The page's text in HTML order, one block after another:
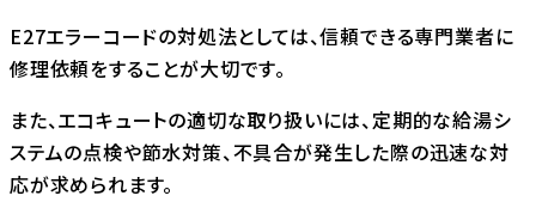
E27エラーコードの対処法としては、信頼できる専門業者に
修理依頼をすることが大切です。
また、エコキュートの適切な取り扱いには、定期的な給湯シ
ステムの点検や節水対策、不具合が発生した際の迅速な対
応が求められます。